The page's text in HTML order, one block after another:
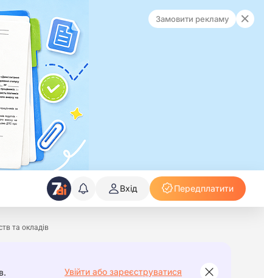
Замовити рекламу
Вхід Передплатити
та окладів
Увійти або зареєструватися